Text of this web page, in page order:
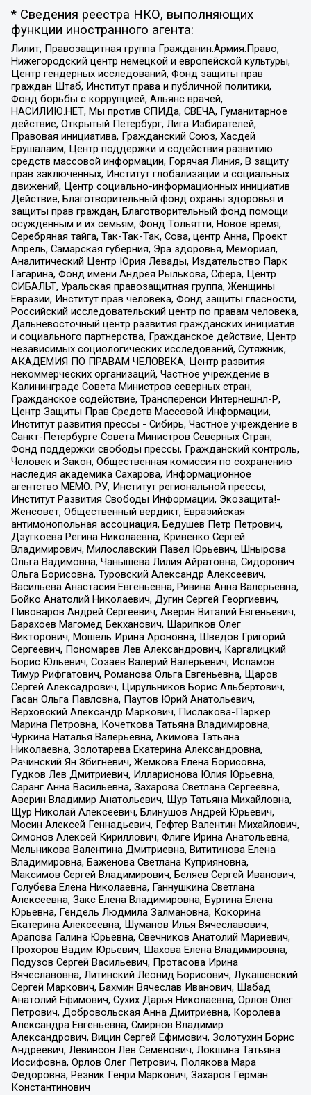
* Сведения реестра НКО, выполняющих
функции иностранного агента:
Лилит, Правозащитная группа Гражданин.Армия.Право,
Нижегородский центр немецкой и европейской культуры,
Центр гендерных исследований, Фонд защиты прав
граждан Штаб, Институт права и публичной политики,
Фонд борьбы с коррупцией, Альянс врачей,
НАСИЛИЮ.НЕТ, Мы против СПИДа, СВЕЧА, Гуманитарное
действие, Открытый Петербург, Лига Избирателей,
Правовая инициатива, Гражданский Союз, Хасдей
Ерушалаим, Центр поддержки и содействия развитию
средств массовой информации, Горячая Линия, В защиту
прав заключенных, Институт глобализации и социальных
движений, Центр социально-информационных инициатив
Действие, Благотворительный фонд охраны здоровья и
защиты прав граждан, Благотворительный фонд помощи
осужденным и их семьям, Фонд Тольятти, Новое время,
Серебряная тайга, Так-Так-Так, Сова, центр Анна, Проект
Апрель, Самарская губерния, Эра здоровья, Мемориал,
Аналитический Центр Юрия Левады, Издательство Парк
Гагарина, Фонд имени Андрея Рылькова, Сфера, Центр
СИБАЛЬТ, Уральская правозащитная группа, Женщины
Евразии, Институт прав человека, Фонд защиты гласности,
Российский исследовательский центр по правам человека,
Дальневосточный центр развития гражданских инициатив
и социального партнерства, Гражданское действие, Центр
независимых социологических исследований, Сутяжник,
АКАДЕМИЯ ПО ПРАВАМ ЧЕЛОВЕКА, Центр развития
некоммерческих организаций, Частное учреждение в
Калининграде Совета Министров северных стран,
Гражданское содействие, Трансперенси Интернешнл-Р,
Центр Защиты Прав Средств Массовой Информации,
Институт развития прессы - Сибирь, Частное учреждение в
Санкт-Петербурге Совета Министров Северных Стран,
Фонд поддержки свободы прессы, Гражданский контроль,
Человек и Закон, Общественная комиссия по сохранению
наследия академика Сахарова, Информационное
агентство МЕМО. РУ, Институт региональной прессы,
Институт Развития Свободы Информации, Экозащита!-
Женсовет, Общественный вердикт, Евразийская
антимонопольная ассоциация, Бедушев Петр Петрович,
Дзугкоева Регина Николаевна, Кривенко Сергей
Владимирович, Милославский Павел Юрьевич, Шнырова
Ольга Вадимовна, Чанышева Лилия Айратовна, Сидорович
Ольга Борисовна, Туровский Александр Алексеевич,
Васильева Анастасия Евгеньевна, Ривина Анна Валерьевна,
Бойко Анатолий Николаевич, Дугин Сергей Георгиевич,
Пивоваров Андрей Сергеевич, Аверин Виталий Евгеньевич,
Барахоев Магомед Бекханович, Шарипков Олег
Викторович, Мошель Ирина Ароновна, Шведов Григорий
Сергеевич, Пономарев Лев Александрович, Каргалицкий
Борис Юльевич, Созаев Валерий Валерьевич, Исламов
Тимур Рифгатович, Романова Ольга Евгеньевна, Щаров
Сергей Алексадрович, Цирульников Борис Альбертович,
Гасан Ольга Павловна, Паутов Юрий Анатольевич,
Верховский Александр Маркович, Пислакова-Паркер
Марина Петровна, Кочеткова Татьяна Владимировна,
Чуркина Наталья Валерьевна, Акимова Татьяна
Николаевна, Золотарева Екатерина Александровна,
Рачинский Ян Збигневич, Жемкова Елена Борисовна,
Гудков Лев Дмитриевич, Илларионова Юлия Юрьевна,
Саранг Анна Васильевна, Захарова Светлана Сергеевна,
Аверин Владимир Анатольевич, Щур Татьяна Михайловна,
Щур Николай Алексеевич, Блинушов Андрей Юрьевич,
Мосин Алексей Геннадьевич, Гефтер Валентин Михайлович,
Симонов Алексей Кириллович, Флиге Ирина Анатольевна,
Мельникова Валентина Дмитриевна, Вититинова Елена
Владимировна, Баженова Светлана Куприяновна,
Максимов Сергей Владимирович, Беляев Сергей Иванович,
Голубева Елена Николаевна, Ганнушкина Светлана
Алексеевна, Закс Елена Владимировна, Буртина Елена
Юрьевна, Гендель Людмила Залмановна, Кокорина
Екатерина Алексеевна, Шуманов Илья Вячеславович,
Арапова Галина Юрьевна, Свечников Анатолий Мариевич,
Прохоров Вадим Юрьевич, Шахова Елена Владимировна,
Подузов Сергей Васильевич, Протасова Ирина
Вячеславовна, Литинский Леонид Борисович, Лукашевский
Сергей Маркович, Бахмин Вячеслав Иванович, Шабад
Анатолий Ефимович, Сухих Дарья Николаевна, Орлов Олег
Петрович, Добровольская Анна Дмитриевна, Королева
Александра Евгеньевна, Смирнов Владимир
Александрович, Вицин Сергей Ефимович, Золотухин Борис
Андреевич, Левинсон Лев Семенович, Локшина Татьяна
Иосифовна, Орлов Олег Петрович, Полякова Мара
Федоровна, Резник Генри Маркович, Захаров Герман
Константинович